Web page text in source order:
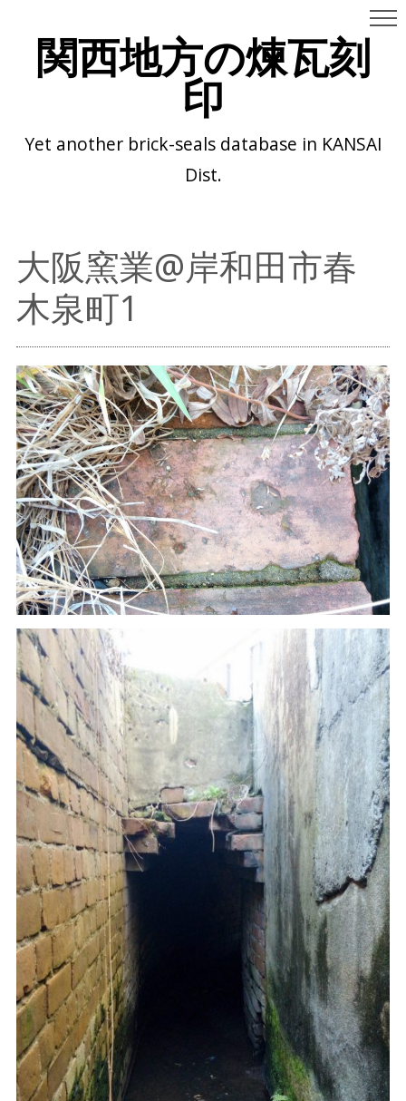
関西地方の煉瓦刻
印
Yet another brick-seals database in KANSAI
Dist.
大阪窯業@岸和田市春
木泉町1